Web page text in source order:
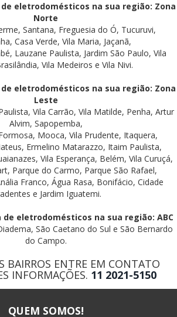
eletrodomésticos na sua região: Zona
Norte
Santana, Freguesia do Ó, Tucuruvi,
Casa Verde, Vila Maria, Jaçanã,
Lauzane Paulista, Jardim São Paulo, Vila
Vila Medeiros e Vila Nivi.
eletrodomésticos na sua região: Zona
Leste
Vila Carrão, Vila Matilde, Penha, Artur
Alvim, Sapopemba,
Mooca, Vila Prudente, Itaquera,
Ermelino Matarazzo, Itaim Paulista,
Vila Esperança, Belém, Vila Curuçá,
Parque do Carmo, Parque São Rafael,
Franco, Água Rasa, Bonifácio, Cidade
e Jardim Iguatemi.
eletrodomésticos na sua região: ABC
São Caetano do Sul e São Bernardo
do Campo.
BAIRROS ENTRE EM CONTATO
INFORMAÇÕES. 11 2021-5150
QUEM SOMOS!